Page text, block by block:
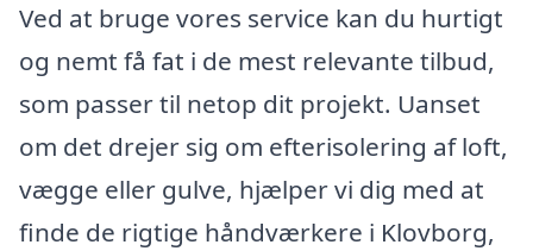
Ved at bruge vores service kan du hurtigt
og nemt få fat i de mest relevante tilbud,
som passer til netop dit projekt. Uanset
om det drejer sig om efterisolering af loft,
vægge eller gulve, hjælper vi dig med at
finde de rigtige håndværkere i Klovborg,